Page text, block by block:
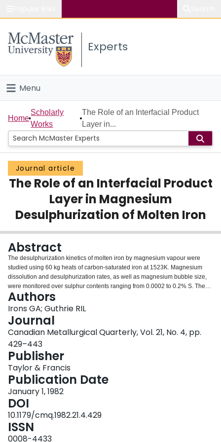
Study
Connect
Experts
Menu
Home
People
Groups
Scholarly Works
Login
Home
Scholarly
Works
The Role of an Interfacial Product
Layer in...
Journal article
The Role of an Interfacial Product
Layer in Magnesium
Desulphurization of Molten Iron
Abstract
The desulphurization kinetics of molten iron by magnesium vapour were
studied using 60 kg heats of carbon-saturated iron at 1523K. Magnesium
dissolution and desulphurization rates, as well as magnesium bubble size,
were monitored over sulphur contents ranging from 0.0002 to 0.2% S. The
magnesium dissolution mass transfer coefficient (0.046 ± 0.034mm s−1 for
30-mm dia bubbles) was independent of sulphur content and also lower than
expected from potential flow theory. Thus the dominant magnesium activity
probably held surfactant activity and inhibiting effects at constant levels.
Moreover, it was concluded that continuous hydrodynamic shear on the
magnesium sulphide coating prevented blockage of the bubble interface.
Therefore, magnesium was free to dissolve in the melt in large quantities.
Further analysis indicated that most of the desulphurization took place by
precipitation on magnesium sulphide inclusions present in the bath: there
was good agreement between the experimental rate constant and that
predicted for diffusion to the number ofinc1usions observed chemically and
metallographically. The “seed” magnesium sulphide inclusions were
probably portions of the interfacial product layer stripped from the ascending
magnesium bubbles. These particles were quickly eliminated from the melt
by bubble and induction stirring, resulting in a steady-state number
ofinc1usions. This allowed a pseudo-steady-state model to be developed.
Authors
Irons GA; Guthrie RIL
Journal
Canadian Metallurgical Quarterly, Vol. 21, No. 4, pp.
429–443
Publisher
Taylor & Francis
Publication Date
January 1, 1982
DOI
10.1179/cmq.1982.21.4.429
ISSN
0008-4433